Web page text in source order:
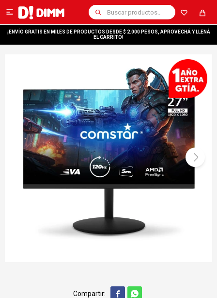

¡ENVÍO GRATIS EN MILES DE PRODUCTOS DESDE $ 2.000 PESOS, APROVECHÁ Y LLENÁ
EL CARRITO!
 